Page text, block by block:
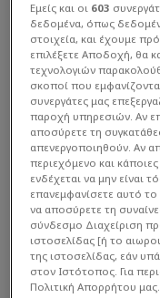
Εμείς και οι 603
δεδομένα, όπως
στοιχεία, και έχουμε
επιλέξετε Αποδοχή, θα
τεχνολογιών
σκοποί που
συνεργάτες μας
παροχή υπηρεσιών. Αν
αποσύρετε τη
απενεργοποιηθούν. Αν
περιεχόμενο και
ενδέχεται να μην είναι
επανεμφανίσετε αυτό το
να αποσύρετε τη
σύνδεσμο Διαχείριση
ιστοσελίδας [ή το
της ιστοσελίδας, εάν
στον Ιστότοπος. Για
Πολιτική Απορρήτου μας.